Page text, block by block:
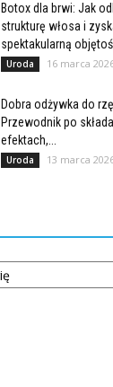
Botox dla brwi: Jak
strukturę włosa i
spektakularną
Uroda 16 marca
Dobra odżywka do
Przewodnik po
efektach,...
Uroda 13 marca